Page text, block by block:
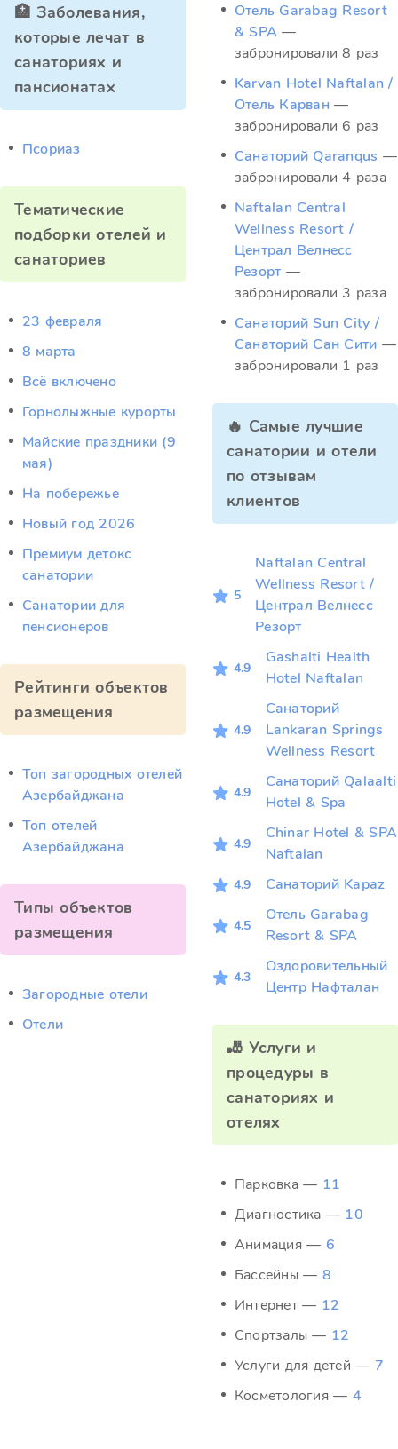
🏥 Заболевания,
которые лечат в
санаториях и
пансионатах
Псориаз
Тематические
подборки отелей и
санаториев
23 февраля
8 марта
Всё включено
Горнолыжные курорты
Майские праздники (9
мая)
На побережье
Новый год 2026
Премиум детокс
санатории
Санатории для
пенсионеров
Рейтинги объектов
размещения
Топ загородных отелей
Азербайджана
Топ отелей
Азербайджана
Типы объектов
размещения
Загородные отели
Отели
Отель Garabag Resort
& SPA —
забронировали 8 раз
Karvan Hotel Naftalan /
Отель Карван —
забронировали 6 раз
Санаторий Qaranqus —
забронировали 4 раза
Naftalan Central
Wellness Resort /
Централ Велнесс
Резорт —
забронировали 3 раза
Санаторий Sun City /
Санаторий Сан Сити —
забронировали 1 раз
🔥 Самые лучшие
санатории и отели
по отзывам
клиентов
5
Naftalan Central
Wellness Resort /
Централ Велнесс
Резорт
4.9
Gashalti Health
Hotel Naftalan
4.9
Санаторий
Lankaran Springs
Wellness Resort
4.9
Санаторий Qalaalti
Hotel & Spa
4.9
Chinar Hotel & SPA
Naftalan
4.9 Санаторий Kapaz
4.5
Отель Garabag
Resort & SPA
4.3
Оздоровительный
Центр Нафталан
🎳 Услуги и
процедуры в
санаториях и
отелях
Парковка — 11
Диагностика — 10
Анимация — 6
Бассейны — 8
Интернет — 12
Спортзалы — 12
Услуги для детей — 7
Косметология — 4